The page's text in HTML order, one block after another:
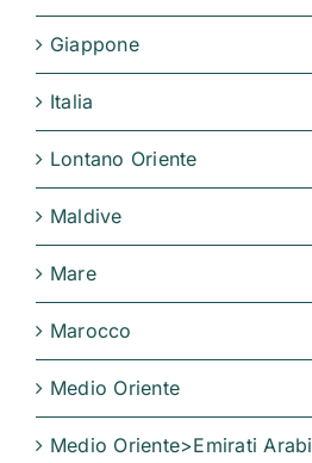
Giappone
Italia
Lontano Oriente
Maldive
Mare
Marocco
Medio Oriente
Medio Oriente>Emirati Arabi